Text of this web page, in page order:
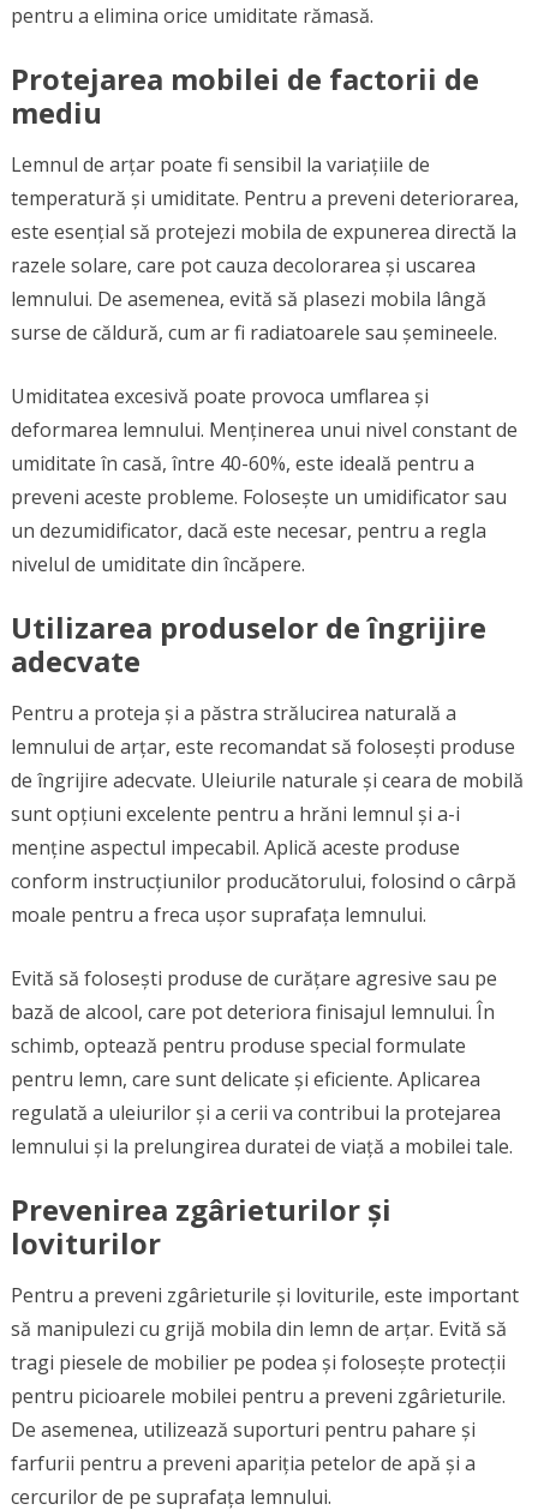
pentru a elimina orice umiditate rămasă.
Protejarea mobilei de factorii de
mediu
Lemnul de arțar poate fi sensibil la variațiile de
temperatură și umiditate. Pentru a preveni deteriorarea,
este esențial să protejezi mobila de expunerea directă la
razele solare, care pot cauza decolorarea și uscarea
lemnului. De asemenea, evită să plasezi mobila lângă
surse de căldură, cum ar fi radiatoarele sau șemineele.
Umiditatea excesivă poate provoca umflarea și
deformarea lemnului. Menținerea unui nivel constant de
umiditate în casă, între 40-60%, este ideală pentru a
preveni aceste probleme. Folosește un umidificator sau
un dezumidificator, dacă este necesar, pentru a regla
nivelul de umiditate din încăpere.
Utilizarea produselor de îngrijire
adecvate
Pentru a proteja și a păstra strălucirea naturală a
lemnului de arțar, este recomandat să folosești produse
de îngrijire adecvate. Uleiurile naturale și ceara de mobilă
sunt opțiuni excelente pentru a hrăni lemnul și a-i
menține aspectul impecabil. Aplică aceste produse
conform instrucțiunilor producătorului, folosind o cârpă
moale pentru a freca ușor suprafața lemnului.
Evită să folosești produse de curățare agresive sau pe
bază de alcool, care pot deteriora finisajul lemnului. În
schimb, optează pentru produse special formulate
pentru lemn, care sunt delicate și eficiente. Aplicarea
regulată a uleiurilor și a cerii va contribui la protejarea
lemnului și la prelungirea duratei de viață a mobilei tale.
Prevenirea zgârieturilor și
loviturilor
Pentru a preveni zgârieturile și loviturile, este important
să manipulezi cu grijă mobila din lemn de arțar. Evită să
tragi piesele de mobilier pe podea și folosește protecții
pentru picioarele mobilei pentru a preveni zgârieturile.
De asemenea, utilizează suporturi pentru pahare și
farfurii pentru a preveni apariția petelor de apă și a
cercurilor de pe suprafața lemnului.